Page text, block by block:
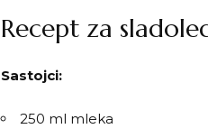
Recept za
Sastojci:
250 ml mleka